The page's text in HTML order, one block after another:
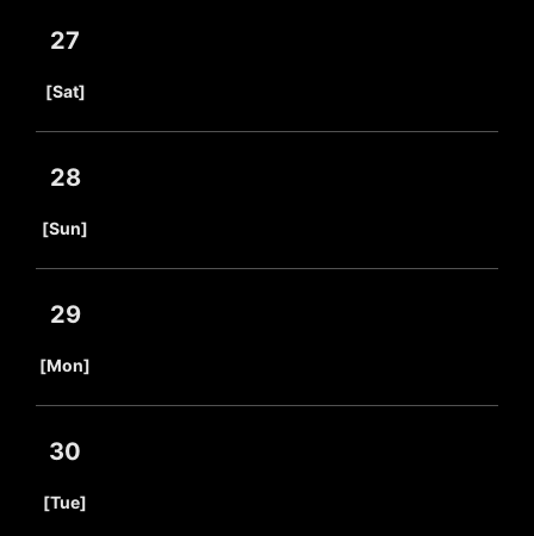
27
[Sat]
28
[Sun]
29
[Mon]
30
[Tue]